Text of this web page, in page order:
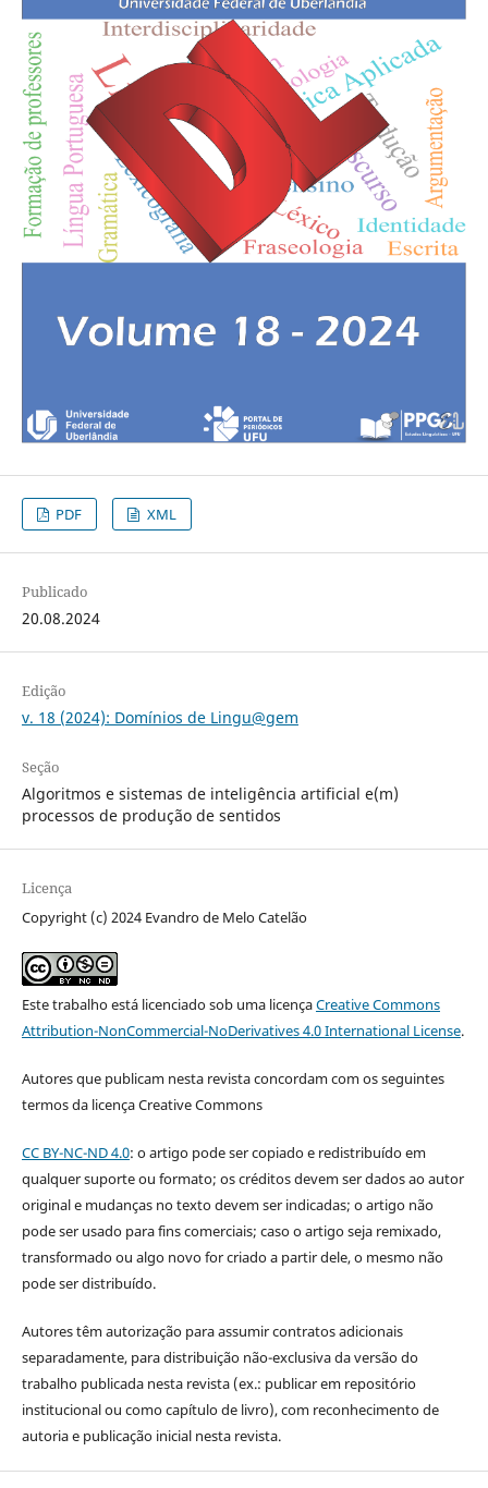
PDF XML
Publicado
20.08.2024
Edição
v. 18 (2024): Domínios de Lingu@gem
Seção
Algoritmos e sistemas de inteligência artificial e(m)
processos de produção de sentidos
Licença
Copyright (c) 2024 Evandro de Melo Catelão
Este trabalho está licenciado sob uma licençaCreative Commons
Attribution-NonCommercial-NoDerivatives 4.0 International License.
Autores que publicam nesta revista concordam com os seguintes
termos da licença Creative Commons
CC BY-NC-ND 4.0: o artigo pode ser copiado e redistribuído em
qualquer suporte ou formato; os créditos devem ser dados ao autor
original e mudanças no texto devem ser indicadas; o artigo não
pode ser usado para fins comerciais; caso o artigo seja remixado,
transformado ou algo novo for criado a partir dele, o mesmo não
pode ser distribuído.
Autores têm autorização para assumir contratos adicionais
separadamente, para distribuição não-exclusiva da versão do
trabalho publicada nesta revista (ex.: publicar em repositório
institucional ou como capítulo de livro), com reconhecimento de
autoria e publicação inicial nesta revista.